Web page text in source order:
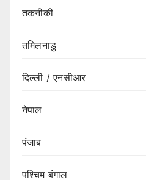
तकनीकी
तमिलनाडु
दिल्ली / एनसीआर
नेपाल
पंजाब
पश्चिम बंगाल